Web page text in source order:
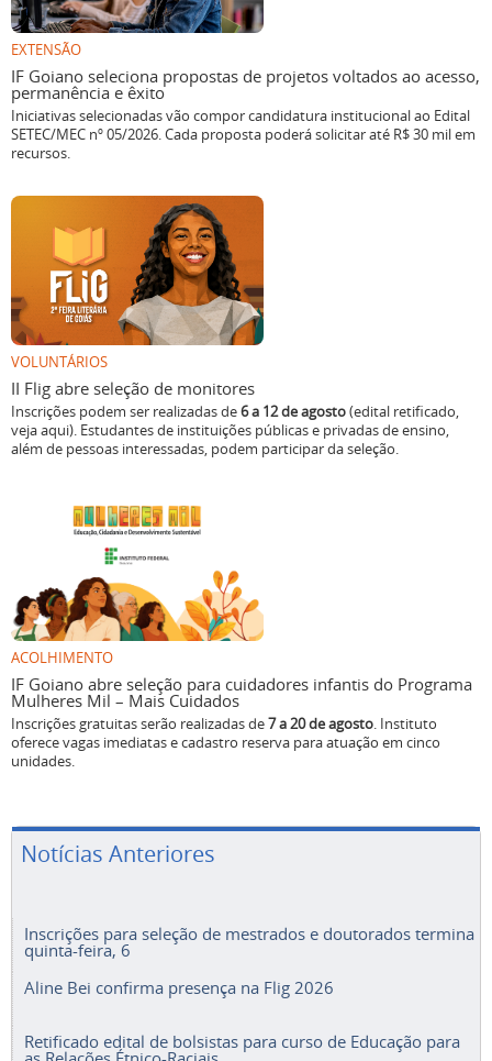
EXTENSÃO
IF Goiano seleciona propostas de projetos voltados ao acesso,
permanência e êxito
Iniciativas selecionadas vão compor candidatura institucional ao Edital
SETEC/MEC nº 05/2026. Cada proposta poderá solicitar até R$ 30 mil em
recursos.
VOLUNTÁRIOS
II Flig abre seleção de monitores
Inscrições podem ser realizadas de6 a 12 de agosto(edital retificado,
veja aqui). Estudantes de instituições públicas e privadas de ensino,
além de pessoas interessadas, podem participar da seleção.
ACOLHIMENTO
IF Goiano abre seleção para cuidadores infantis do Programa
Mulheres Mil – Mais Cuidados
Inscrições gratuitas serão realizadas de7 a 20 de agosto. Instituto
oferece vagas imediatas e cadastro reserva para atuação em cinco
unidades.
Notícias Anteriores
Inscrições para seleção de mestrados e doutorados termina
quinta-feira, 6
Aline Bei confirma presença na Flig 2026
Retificado edital de bolsistas para curso de Educação para